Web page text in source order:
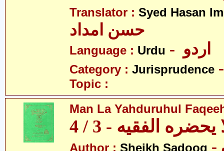
Translator : Syed Hasan
Language : Urdu
Category : Jurisprudence
Topic :
Man La Yahduruhul
الفقيه - 3 / 4
Author : Sheikh Sadooq